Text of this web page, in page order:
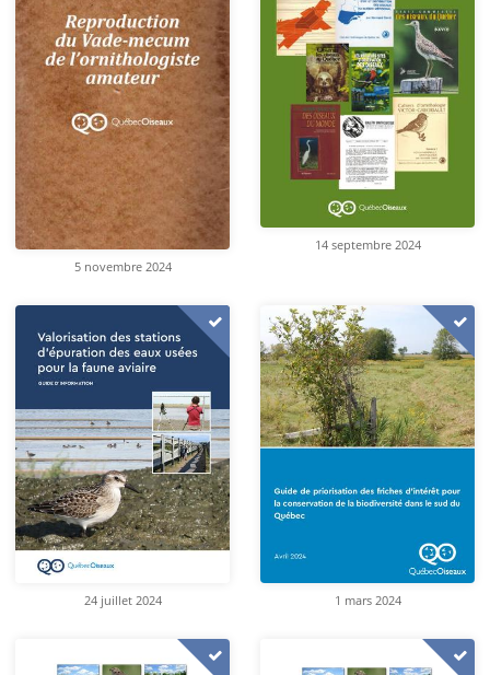
5 novembre 2024
14 septembre 2024
24 juillet 2024 1 mars 2024